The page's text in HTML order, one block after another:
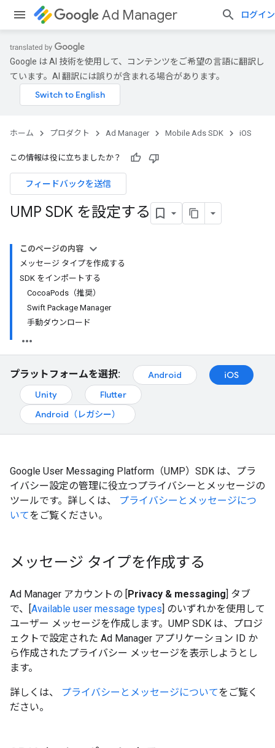
Ad Manager ログイン
Google は AI 技術を使用して、コンテンツをご希望の言語に翻訳し
ています。AI 翻訳には誤りが含まれる場合があります。
ホーム プロダクト Ad Manager Mobile Ads SDK iOS
この情報は役に立ちましたか？
フィードバックを送信
UMP SDK を設定する
このページの内容
メッセージ タイプを作成する
SDK をインポートする
CocoaPods（推奨）
Swift Package Manager
手動ダウンロード
プラットフォームを選択: Android
iOS
Unity
Flutter
Android（レガシー）
Google User Messaging Platform（UMP）SDK は、プラ
イバシー設定の管理に役立つプライバシーとメッセージの
ツールです。詳しくは、
プライバシーとメッセージにつ
いてをご覧ください。
メッセージ タイプを作成する
Ad Manager アカウントの [Privacy & messaging] タブ
で、[Available user message types] のいずれかを使用して
ユーザー メッセージを作成します。UMP SDK は、プロジ
ェクトで設定された Ad Manager アプリケーション ID か
ら作成されたプライバシー メッセージを表示しようとし
ます。
詳しくは、 プライバシーとメッセージについてをご覧く
ださい。